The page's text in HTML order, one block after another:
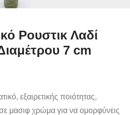
Ρουστικ Λαδί
7 cm
εξαιρετικής ποιότητας,
μασιφ χρώμα για να ομορφύνεις